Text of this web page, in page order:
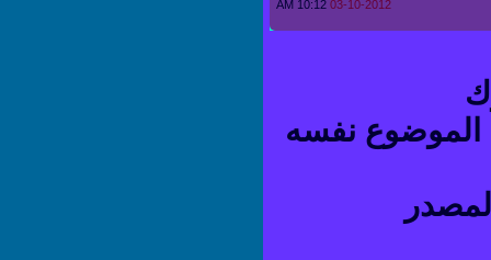
03-10-2012
10:12 AM
نفسه